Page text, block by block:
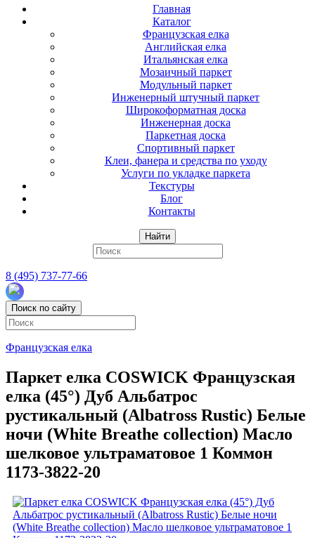
Главная
Каталог
Французская елка
Английская елка
Итальянская елка
Мозаичный паркет
Модульный паркет
Инженерный штучный паркет
Широкоформатная доска
Инженерная доска
Паркетная доска
Спортивный паркет
Клеи, фанера и средства по уходу
Услуги по укладке паркета
Текстуры
Блог
Контакты
Найти
8 (495) 737-77-66
Поиск по сайту
Французская елка
Паркет елка COSWICK Французская
елка (45°) Дуб Альбатрос
рустикальный (Albatross Rustic) Белые
ночи (White Breathe collection) Масло
шелковое ультраматовое 1 Коммон
1173-3822-20